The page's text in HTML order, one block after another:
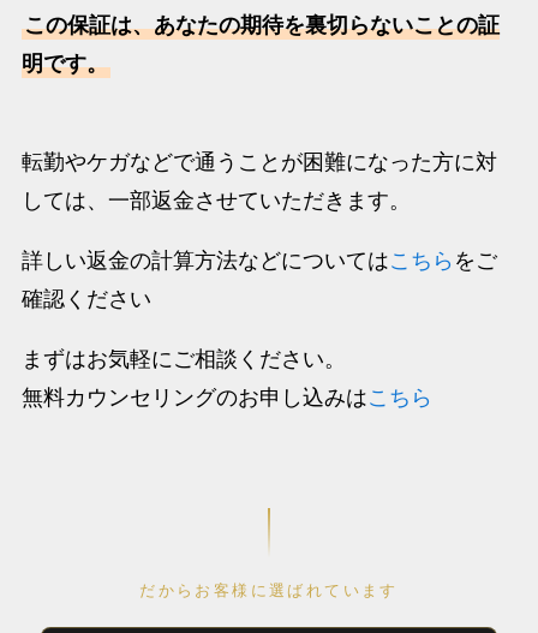
この保証は、あなたの期待を裏切らないことの証
明です。
転勤やケガなどで通うことが困難になった方に対
しては、一部返金させていただきます。
詳しい返金の計算方法などについてはこちら をご
確認ください
まずはお気軽にご相談ください。
無料カウンセリングのお申し込みはこちら
だからお客様に選ばれています